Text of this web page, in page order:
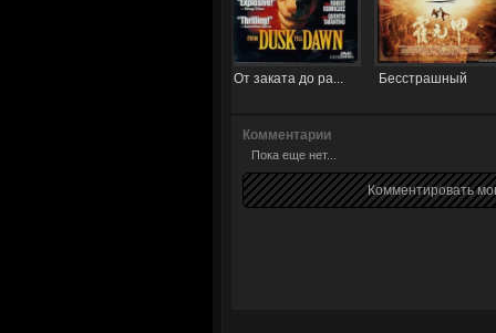
От заката до ра... Бесстрашный
Комментарии
Пока еще нет...
Комментировать